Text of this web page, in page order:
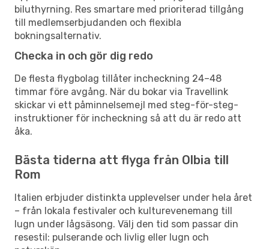
biluthyrning. Res smartare med prioriterad tillgång
till medlemserbjudanden och flexibla
bokningsalternativ.
Checka in och gör dig redo
De flesta flygbolag tillåter incheckning 24–48
timmar före avgång. När du bokar via Travellink
skickar vi ett påminnelsemejl med steg-för-steg-
instruktioner för incheckning så att du är redo att
åka.
Bästa tiderna att flyga från Olbia till
Rom
Italien erbjuder distinkta upplevelser under hela året
– från lokala festivaler och kulturevenemang till
lugn under lågsäsong. Välj den tid som passar din
resestil: pulserande och livlig eller lugn och